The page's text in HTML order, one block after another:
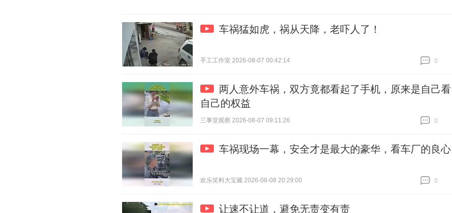
车祸猛如虎，祸从天降，老吓人了！
手工工作室 2026-08-07 00:42:14
0
两人意外车祸，双方竟都看起了手机，原来是自己看
自己的权益
三事堂观察 2026-08-07 09:11:26
0
车祸现场一幕，安全才是最大的豪华，看车厂的良心
欢乐笑料大宝藏 2026-08-08 20:29:00
0
让速不让道，避免无责变有责